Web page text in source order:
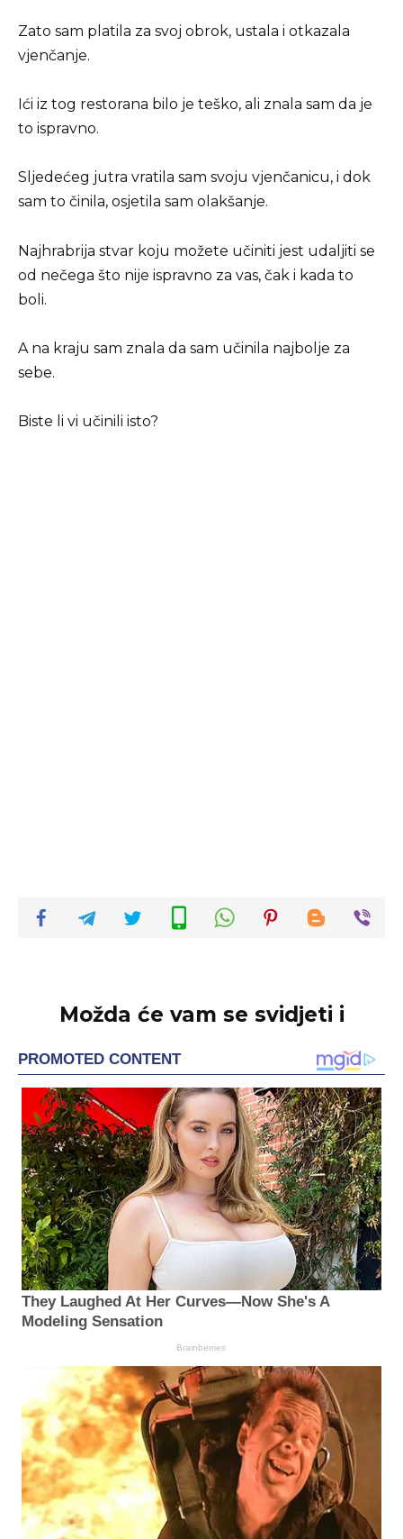
Zato sam platila za svoj obrok, ustala i otkazala
vjenčanje.
Ići iz tog restorana bilo je teško, ali znala sam da je
to ispravno.
Sljedećeg jutra vratila sam svoju vjenčanicu, i dok
sam to činila, osjetila sam olakšanje.
Najhrabrija stvar koju možete učiniti jest udaljiti se
od nečega što nije ispravno za vas, čak i kada to
boli.
A na kraju sam znala da sam učinila najbolje za
sebe.
Biste li vi učinili isto?
Možda će vam se svidjeti i